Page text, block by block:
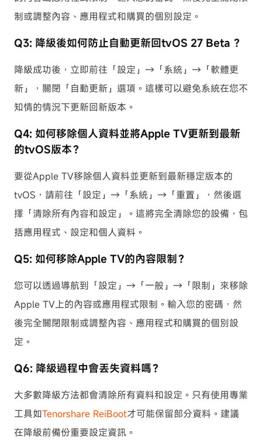
制或調整內容、應用程式和購買的個別設定。
Q3: 降級後如何防止自動更新回tvOS 27 Beta ？
降級成功後，立即前往「設定」→「系統」→「軟體更
新」，關閉「自動更新」選項。這樣可以避免系統在您不
知情的情況下更新回新版本。
Q4: 如何移除個人資料並將Apple TV更新到最新
的tvOS版本？
要從Apple TV移除個人資料並更新到最新穩定版本的
tvOS，請前往「設定」→「系統」→「重置」，然後選
擇「清除所有內容和設定」。這將完全清除您的設備，包
括應用程式、設定和個人資料。
Q5: 如何移除Apple TV的內容限制？
您可以透過導航到「設定」→「一般」→「限制」來移除
Apple TV上的內容或應用程式限制。輸入您的密碼，然
後完全關閉限制或調整內容、應用程式和購買的個別設
定。
Q6: 降級過程中會丟失資料嗎？
大多數降級方法都會清除所有資料和設定。只有使用專業
工具如Tenorshare ReiBoot才可能保留部分資料。建議
在降級前備份重要設定資訊。